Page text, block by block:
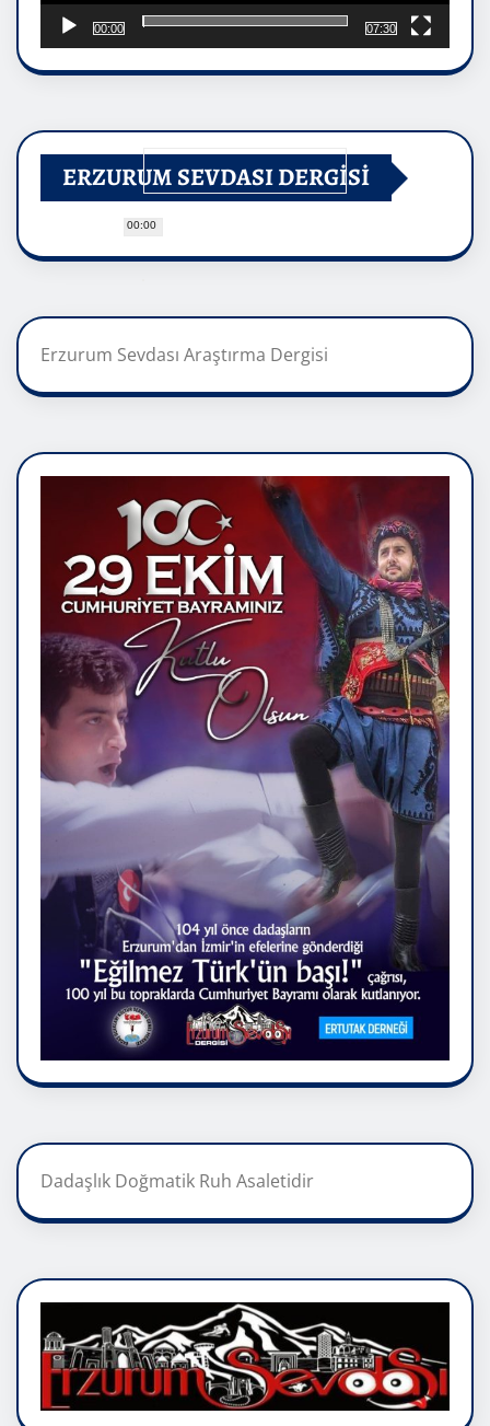
00:00
00:00
07:30
ERZURUM SEVDASI DERGİSİ
Erzurum Sevdası Araştırma Dergisi
Dadaşlık Doğmatik Ruh Asaletidir